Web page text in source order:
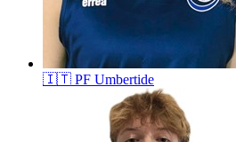
🇮🇹 PF Umbertide